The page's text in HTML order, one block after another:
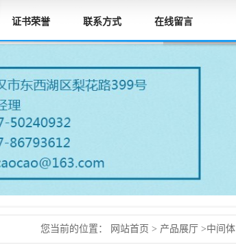
证书荣誉 联系方式 在线留言
您当前的位置： 网站首页 > 产品展厅 >中间体